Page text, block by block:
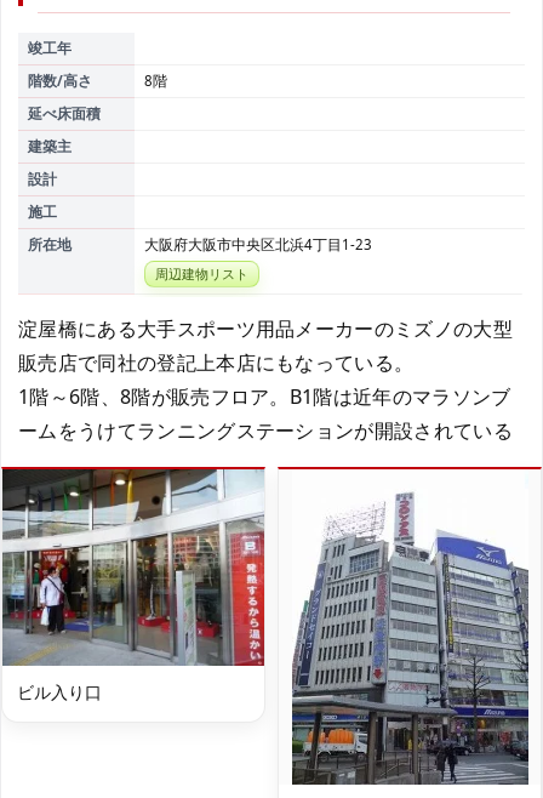
竣工年
階数/高さ
8階
延べ床面積
建築主
設計
施工
所在地
大阪府大阪市中央区北浜4丁目1-23
周辺建物リスト
淀屋橋にある大手スポーツ用品メーカーのミズノの大型
販売店で同社の登記上本店にもなっている。
1階～6階、8階が販売フロア。B1階は近年のマラソンブ
ームをうけてランニングステーションが開設されている
ビル入り口